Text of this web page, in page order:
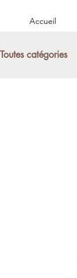
Accueil
Toutes catégories